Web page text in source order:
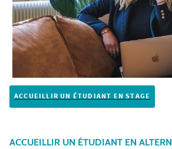
ACCUEILLIR UN ÉTUDIANT EN STAGE
ACCUEILLIR UN ÉTUDIANT EN